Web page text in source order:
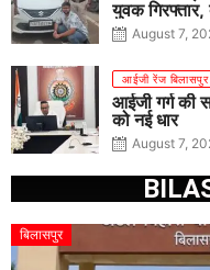
युवक
August 7,
आईजी रेंज बिलासपुर
आईजी गर्ग की
को नई धार
August 7,
बिलासपुर